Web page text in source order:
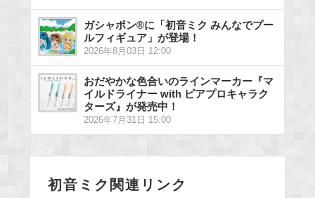
ガシャポン®に「初音ミク みんなでプー
ルフィギュア」が登場！
2026年8月03日 12:00
おだやかな色合いのラインマーカー『マ
イルドライナー with ピアプロキャラク
ターズ』が発売中！
2026年7月31日 15:00
初音ミク関連リンク